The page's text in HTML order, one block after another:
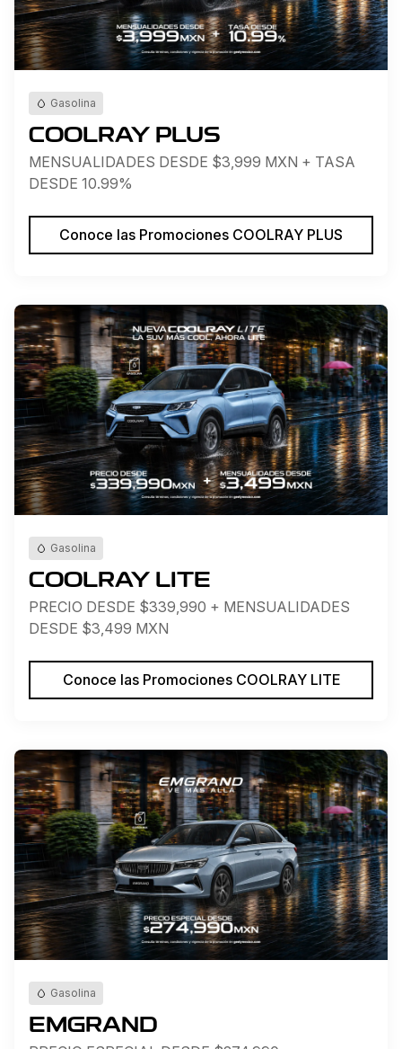
Gasolina
COOLRAY PLUS
MENSUALIDADES DESDE $3,999 MXN + TASA
DESDE 10.99%
Conoce las Promociones COOLRAY PLUS
Gasolina
COOLRAY LITE
PRECIO DESDE $339,990 + MENSUALIDADES
DESDE $3,499 MXN
Conoce las Promociones COOLRAY LITE
Gasolina
EMGRAND